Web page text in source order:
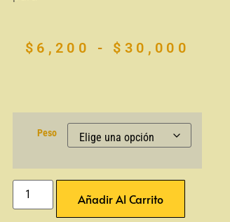
$ 6,200 - $ 30,000
Peso
Añadir Al Carrito